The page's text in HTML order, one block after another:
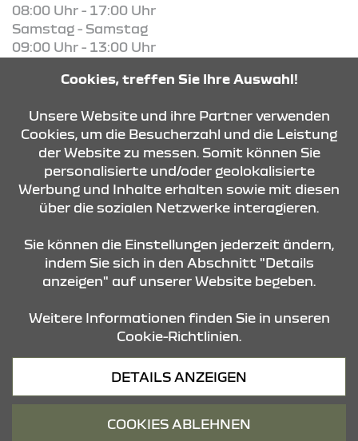
08:00 Uhr - 17:00 Uhr
Samstag - Samstag
09:00 Uhr - 13:00 Uhr
ÖFFNUNGSZEITEN
Datenschutz
Cookies, treffen Sie Ihre Auswahl!
Unsere Website und ihre Partner verwenden
Cookies, um die Besucherzahl und die Leistung
der Website zu messen. Somit können Sie
personalisierte und/oder geolokalisierte
Werbung und Inhalte erhalten sowie mit diesen
über die sozialen Netzwerke interagieren.
Sie können die Einstellungen jederzeit ändern,
indem Sie sich in den Abschnitt "Details
anzeigen" auf unserer Website begeben.
Weitere Informationen finden Sie in unseren
Cookie-Richtlinien.
DETAILS ANZEIGEN
COOKIES ABLEHNEN